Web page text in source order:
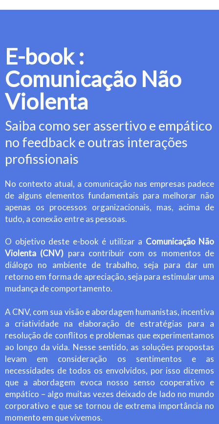
E-book :
Comunicação Não
Violenta
Saiba como ser assertivo e empático
no feedback e outras interações
profissionais
No contexto atual, a comunicação nas empresas padece
de alguns elementos fundamentais para melhorar não
apenas os processos organizacionais, mas, acima de
tudo, a conexão entre as pessoas.
O objetivo deste e-book é utilizar a Comunicação Não
Violenta (CNV) para contribuir com os momentos de
diálogo no ambiente de trabalho, seja para dar um
retorno em forma de apreciação, seja para estimular uma
mudança de comportamento.
A CNV, com sua visão e abordagem humanistas, incentiva
a criatividade na elaboração de estratégias para a
resolução de conflitos e problemas que experimentamos
ao longo da vida. Nesse sentido, as soluções propostas
levam em consideração os sentimentos e as
necessidades de todos os envolvidos, por isso dizemos
que a abordagem evoca nosso senso cooperativo e
empático – algo muitas vezes deixado de lado no mundo
corporativo e que se tornou de extrema importância no
momento em que vivemos.